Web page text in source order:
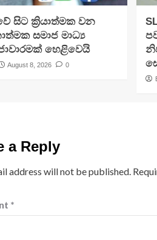
සිට ක්‍රියාත්මක වන
සමාජ මාධ්‍ය
හෙළිවෙයි
August 8, 2026 0
a Reply
address will not be published.
*